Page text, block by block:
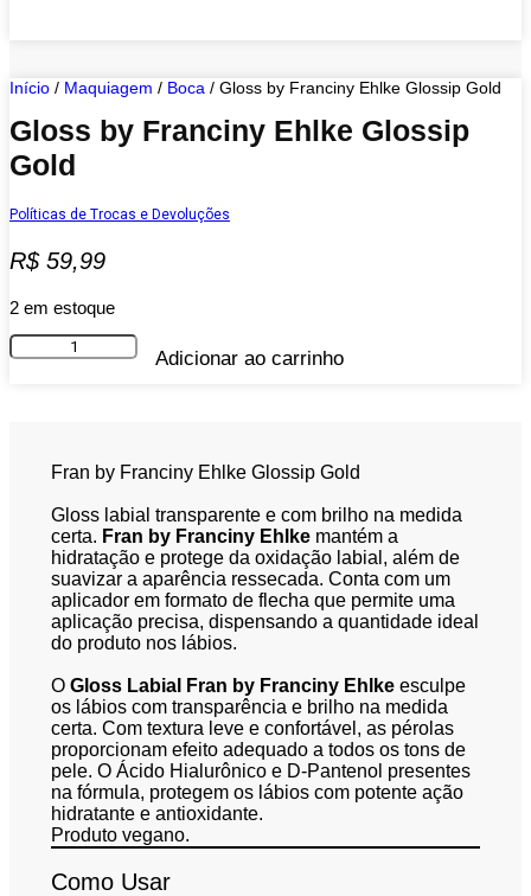
Início / Maquiagem / Boca / Gloss by Franciny Ehlke Glossip Gold
Gloss by Franciny Ehlke Glossip
Gold
Políticas de Trocas e Devoluções
R$59,99
2 em estoque
Gloss
by
quantidade
Adicionar ao carrinho
Fran by Franciny Ehlke Glossip Gold
Gloss labial transparente e com brilho na medida
certa. Fran by Franciny Ehlke mantém a
hidratação e protege da oxidação labial, além de
suavizar a aparência ressecada. Conta com um
aplicador em formato de flecha que permite uma
aplicação precisa, dispensando a quantidade ideal
do produto nos lábios.
OGloss Labial Fran by Franciny Ehlkeesculpe
os lábios com transparência e brilho na medida
certa. Com textura leve e confortável, as pérolas
proporcionam efeito adequado a todos os tons de
pele. O Ácido Hialurônico e D-Pantenol presentes
na fórmula, protegem os lábios com potente ação
hidratante e antioxidante.
Produto vegano.
Como Usar